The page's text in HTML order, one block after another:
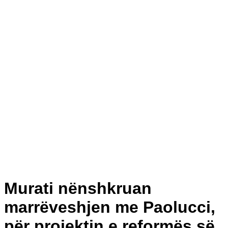
Murati nënshkruan
marrëveshjen me Paolucci,